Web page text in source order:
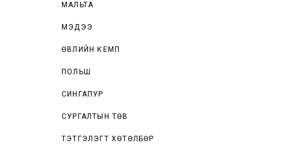
МАЛЬТА
МЭДЭЭ
ӨВЛИЙН КЕМП
ПОЛЬШ
СИНГАПУР
СУРГАЛТЫН ТӨВ
ТЭТГЭЛЭГТ ХӨТӨЛБӨР